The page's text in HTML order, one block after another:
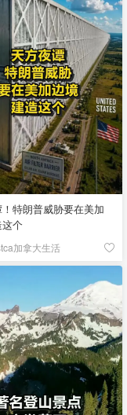
特朗普威胁要在美加
个
加拿大生活